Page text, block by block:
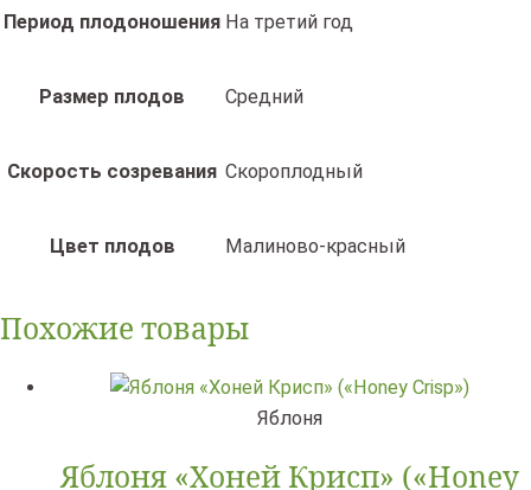
Период плодоношения На третий год
Размер плодов Средний
Скорость созревания Скороплодный
Цвет плодов Малиново-красный
Похожие товары
Яблоня
Яблоня «Хоней Крисп» («Honey